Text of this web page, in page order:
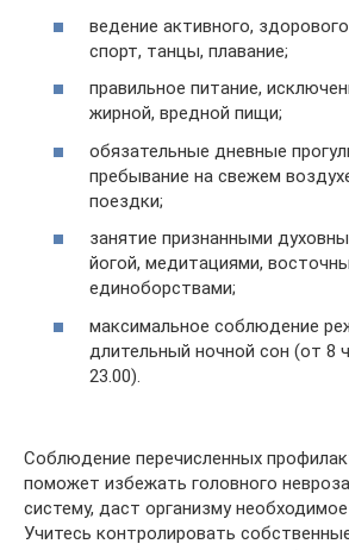
ведение активного,
спорт, танцы, плавание;
правильное питание,
жирной, вредной пищи;
обязательные дневные
пребывание на свежем
поездки;
занятие признанными
йогой, медитациями,
единоборствами;
максимальное соблюдение
длительный ночной сон (от 8
23.00).
Соблюдение перечисленных
поможет избежать головного
систему, даст организму необходимое
Учитесь контролировать